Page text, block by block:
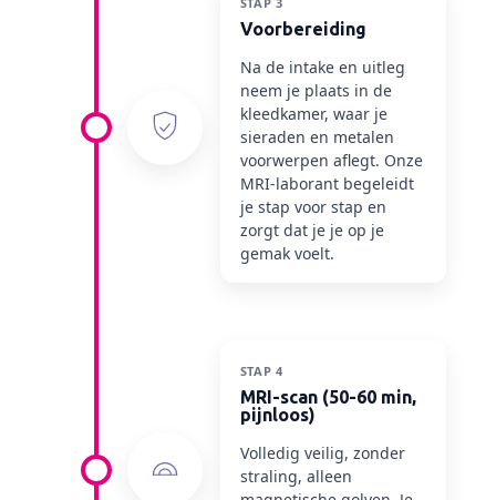
Voorbereiding
Na de intake en uitleg
neem je plaats in de
kleedkamer, waar je
sieraden en metalen
voorwerpen aflegt. Onze
MRI-laborant begeleidt
je stap voor stap en
zorgt dat je je op je
gemak voelt.
STAP 4
MRI-scan (50-60 min,
pijnloos)
Volledig veilig, zonder
straling, alleen